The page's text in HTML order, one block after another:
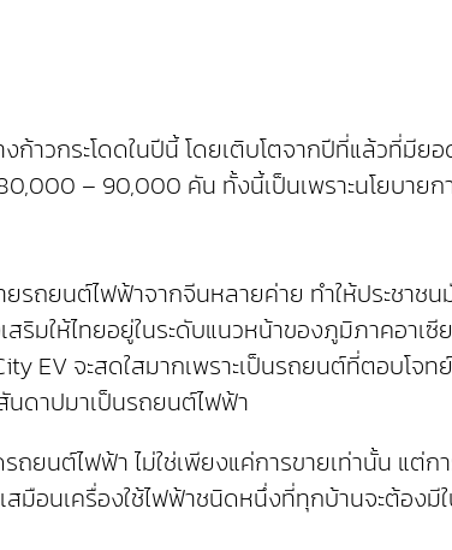
าวกระโดดในปีนี้ โดยเติบโตจากปีที่แล้วที่มีย
– 90,000 คัน ทั้งนี้เป็นเพราะนโยบาย
ยนต์ไฟฟ้าจากจีนหลายค่าย ทำให้ประชาชน
ริมให้ไทยอยู่ในระดับแนวหน้าของภูมิภาคอา
EV จะสดใสมากเพราะเป็นรถยนต์ที่ตอบโจ
นดาปมาเป็นรถยนต์ไฟฟ้า
นต์ไฟฟ้า ไม่ใช่เพียงแค่การขายเท่านั้น แต่ก
สมือนเครื่องใช้ไฟฟ้าชนิดหนึ่งที่ทุกบ้านจะต้องมี